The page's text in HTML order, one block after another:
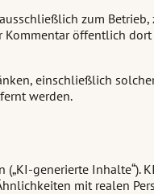
zum Betrieb,
Kommentar öffentlich
einschließlich
werden.
generierte Inhalte“).
mit realen